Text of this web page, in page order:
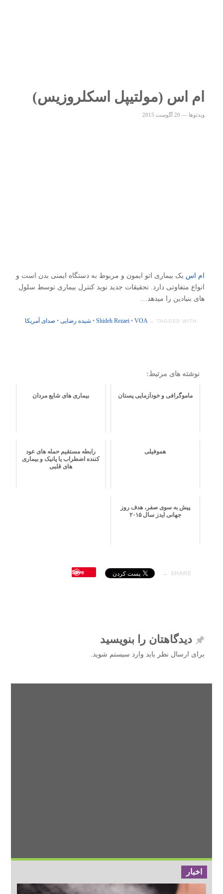
ام اس (مولتیپل اسکلروزیس)
ویدئوها — 20 آگوست 2015
ام اس یک بیماری اتو ایمون و مربوط به دستگاه ایمنی بدن است و
انواع متفاوتی دارد. تحقیقات جدید نوید کنترل بیماری توسط سلول
های بنیادین را میدهد…
TAGGED WITH →
Shideh Rezaei• VOA
• شیده رضایی •صدای آمریکا
نوشته های مرتبط:
ماموگرافی و خودآزمایی پستان بیماری های شایع مردان
هموفیلی
رابطه مستقیم حمله های عود
کننده اضطراب یا پانیک و بیماری
های قلبی
پیش به سوی صفر، هدف روز
جهانی ایدز سال ۲۰۱۵
SHARE →
Save
دیدگاهتان را بنویسید
برای ارسال نظر باید وارد سیستم شوید.
اخبار